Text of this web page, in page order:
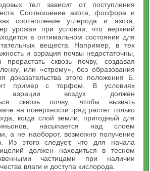
тел зависит от поступления
Соотношение азота, фосфора и
соотношение углерода и азота,
урожая при условии, что верхний
в оптимальном состоянии для
веществ. Например, в тех
и аэрация почвы недостаточны,
прорастать сквозь почву, создавая
или «строму», без образования
доказательства этого положения Б.
пример с торфом. В условиях
аэрации воздух должен
сквозь почву, чтобы вызвать
на поверхности гряд растет только
когда слой земли, пригодный для
насыпается над слоем
а не наоборот, возможно получение
Из этого следует, что для начала
должен находиться в тесном
частицами при наличии
влаги и доступа кислорода.